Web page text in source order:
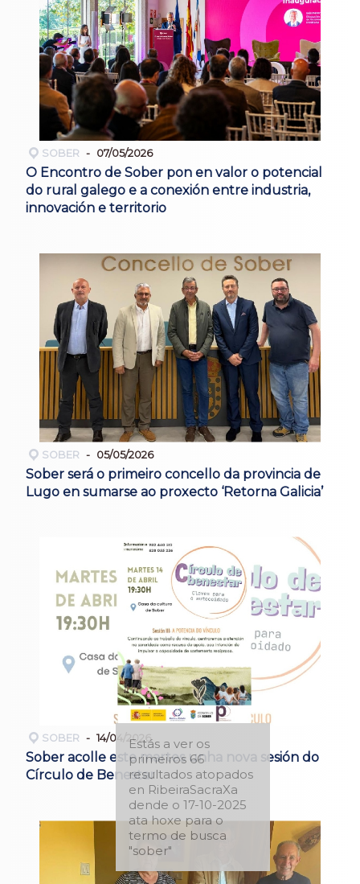
SOBER 07/05/2026
O Encontro de Sober pon en valor o potencial
do rural galego e a conexión entre industria,
innovación e territorio
SOBER 05/05/2026
Sober será o primeiro concello da provincia de
Lugo en sumarse ao proxecto ‘Retorna Galicia’
SOBER 14/04/2026
Sober acolle este martes unha nova sesión do
Círculo de Benestar
Estás a ver os
primeiros 66
resultados atopados
en RibeiraSacraXa
dende o 17-10-2025
ata hoxe para o
termo de busca
"sober"